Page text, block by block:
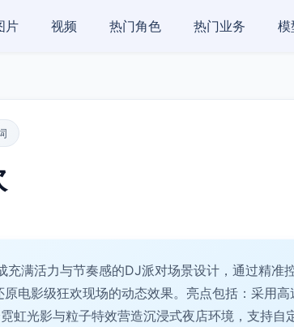
片 视频 热门角色 热门业务 模
充满活力与节奏感的DJ派对场景设计，通过精准
电影级狂欢现场的动态效果。亮点包括：采用高
虹光影与粒子特效营造沉浸式夜店环境，支持自